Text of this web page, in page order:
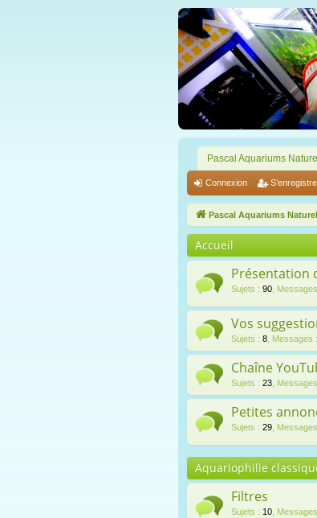
Pascal Aquariums
Connexion
Pascal Aquariums
Accueil
Présentation
Sujets : 90 Messages
Vos
Sujets : 8 Messages :
Chaîne
Sujets : 23 Messages
Petites
Sujets : 29 Messages
Aquariophilie
Filtres
Sujets : 10 Messages